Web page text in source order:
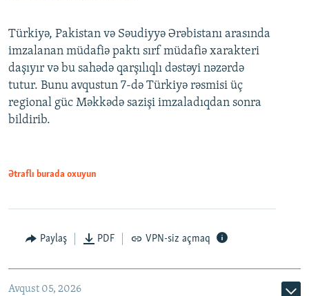
Türkiyə, Pakistan və Səudiyyə Ərəbistanı arasında
imzalanan müdafiə paktı sırf müdafiə xarakteri
daşıyır və bu sahədə qarşılıqlı dəstəyi nəzərdə
tutur. Bunu avqustun 7-də Türkiyə rəsmisi üç
regional güc Məkkədə sazişi imzaladıqdan sonra
bildirib.
Ətraflı burada oxuyun
Paylaş PDF VPN-siz açmaq
Avqust 05, 2026